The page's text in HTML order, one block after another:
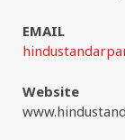
EMAIL
Website